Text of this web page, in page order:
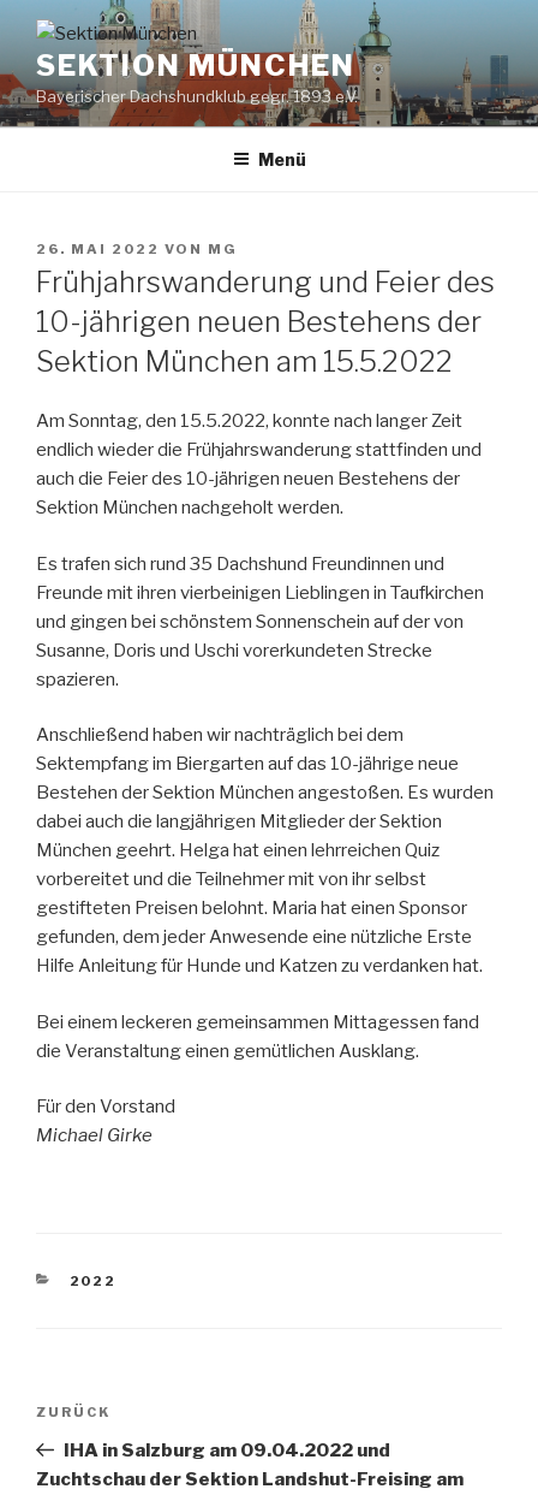
Inhalt
springenSEKTION MÜNCHEN
Bayerischer Dachshundklub gegr. 1893 e.V.
Menü
VERÖFFENTLICHT
AM
26. MAI 2022 VON MG
Frühjahrswanderung und Feier des
10-jährigen neuen Bestehens der
Sektion München am 15.5.2022
Am Sonntag, den 15.5.2022, konnte nach langer Zeit
endlich wieder die Frühjahrswanderung stattfinden und
auch die Feier des 10-jährigen neuen Bestehens der
Sektion München nachgeholt werden.
Es trafen sich rund 35 Dachshund Freundinnen und
Freunde mit ihren vierbeinigen Lieblingen in Taufkirchen
und gingen bei schönstem Sonnenschein auf der von
Susanne, Doris und Uschi vorerkundeten Strecke
spazieren.
Anschließend haben wir nachträglich bei dem
Sektempfang im Biergarten auf das 10-jährige neue
Bestehen der Sektion München angestoßen. Es wurden
dabei auch die langjährigen Mitglieder der Sektion
München geehrt. Helga hat einen lehrreichen Quiz
vorbereitet und die Teilnehmer mit von ihr selbst
gestifteten Preisen belohnt. Maria hat einen Sponsor
gefunden, dem jeder Anwesende eine nützliche Erste
Hilfe Anleitung für Hunde und Katzen zu verdanken hat.
Bei einem leckeren gemeinsammen Mittagessen fand
die Veranstaltung einen gemütlichen Ausklang.
Für den Vorstand
Michael Girke
KATEGORIEN
2022
Beitragsnavigation
Vorheriger
Beitrag
ZURÜCK
IHA in Salzburg am 09.04.2022 und
Zuchtschau der Sektion Landshut-Freising am